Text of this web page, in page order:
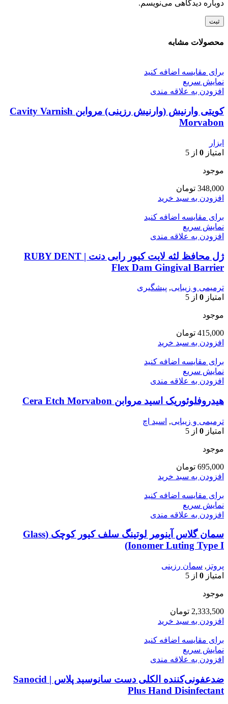
دوباره دیدگاهی می‌نویسم.
محصولات مشابه
برای مقایسه اضافه کنید
نمایش سریع
افزودن به علاقه مندی
کویتی وارنیش (وارنیش رزینی) مروابن Cavity Varnish
Morvabon
ابزار
امتیاز 0 از 5
موجود
348,000 تومان
افزودن به سبد خرید
برای مقایسه اضافه کنید
نمایش سریع
افزودن به علاقه مندی
ژل محافظ لثه لایت کیور رابی دنت | RUBY DENT
Flex Dam Gingival Barrier
ترمیمی و زیبایی, پیشگیری
امتیاز 0 از 5
موجود
415,000 تومان
افزودن به سبد خرید
برای مقایسه اضافه کنید
نمایش سریع
افزودن به علاقه مندی
هیدروفلوئوریک اسید مروابن Cera Etch Morvabon
ترمیمی و زیبایی, اسید اچ
امتیاز 0 از 5
موجود
695,000 تومان
افزودن به سبد خرید
برای مقایسه اضافه کنید
نمایش سریع
افزودن به علاقه مندی
سمان گلاس آینومر لوتینگ سلف کیور کوچک (Glass
Ionomer Luting Type I)
پروتز , سمان رزینی
امتیاز 0 از 5
موجود
2,333,500 تومان
افزودن به سبد خرید
برای مقایسه اضافه کنید
نمایش سریع
افزودن به علاقه مندی
ضدعفونی‌کننده الکلی دست سانوسید پلاس | Sanocid
Plus Hand Disinfectant